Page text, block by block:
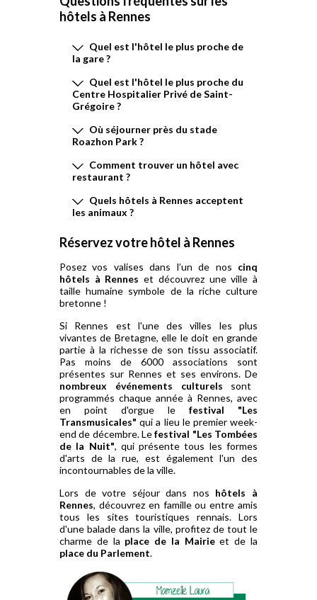
hôtels à Rennes
Quel est l'hôtel le plus proche de
la gare ?
Quel est l'hôtel le plus proche du
Centre Hospitalier Privé de Saint-
Grégoire ?
Où séjourner près du stade
Roazhon Park ?
Comment trouver un hôtel avec
restaurant ?
Quels hôtels à Rennes acceptent
les animaux ?
Réservez votre hôtel à Rennes
Posez vos valises dans l’un de nos cinq
hôtels à Rennes et découvrez une ville à
taille humaine symbole de la riche culture
bretonne !
Si Rennes est l'une des villes les plus
vivantes de Bretagne, elle le doit en grande
partie à la richesse de son tissu associatif.
Pas moins de 6000 associations sont
présentes sur Rennes et ses environs. De
nombreux événements culturels sont
programmés chaque année à Rennes, avec
en point d'orgue le festival "Les
Transmusicales" qui a lieu le premier week-
end de décembre. Lefestival "Les Tombées
de la Nuit", qui présente tous les formes
d'arts de la rue, est également l'un des
incontournables de la ville.
Lors de votre séjour dans nos hôtels à
Rennes, découvrez en famille ou entre amis
tous les sites touristiques rennais. Lors
d'une balade dans la ville, profitez de tout le
charme de la place de la Mairieet de la
place du Parlement.